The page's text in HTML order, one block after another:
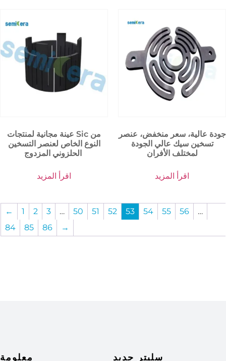
عينة مجانية لمنتجات Sic من
النوع الخاص لعنصر التسخين
اقرأ المزيد
جودة عالية، سعر منخفض، عنصر
تسخين سيك عالي الجودة
لمختلف الأفران
اقرأ المزيد
← 1 2 3 … 50 51 52 53 54 55 56
…
84
85 86 →
معلومة سليتر جديد